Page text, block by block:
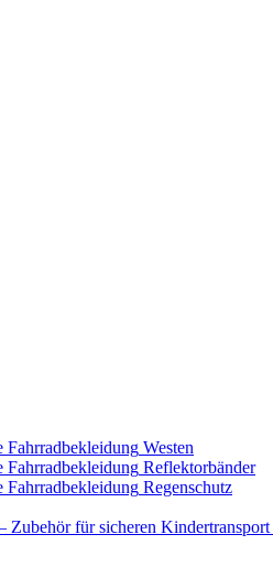
Westen
Reflektorbänder
Regenschutz